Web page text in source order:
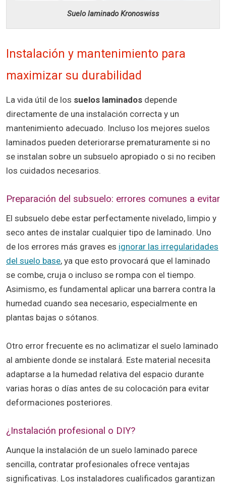
Suelo laminado Kronoswiss
Instalación y mantenimiento para
maximizar su durabilidad
La vida útil de los suelos laminados depende
directamente de una instalación correcta y un
mantenimiento adecuado. Incluso los mejores suelos
laminados pueden deteriorarse prematuramente si no
se instalan sobre un subsuelo apropiado o si no reciben
los cuidados necesarios.
Preparación del subsuelo: errores comunes a evitar
El subsuelo debe estar perfectamente nivelado, limpio y
seco antes de instalar cualquier tipo de laminado. Uno
de los errores más graves es ignorar las irregularidades
del suelo base, ya que esto provocará que el laminado
se combe, cruja o incluso se rompa con el tiempo.
Asimismo, es fundamental aplicar una barrera contra la
humedad cuando sea necesario, especialmente en
plantas bajas o sótanos.
Otro error frecuente es no aclimatizar el suelo laminado
al ambiente donde se instalará. Este material necesita
adaptarse a la humedad relativa del espacio durante
varias horas o días antes de su colocación para evitar
deformaciones posteriores.
¿Instalación profesional o DIY?
Aunque la instalación de un suelo laminado parece
sencilla, contratar profesionales ofrece ventajas
significativas. Los instaladores cualificados garantizan